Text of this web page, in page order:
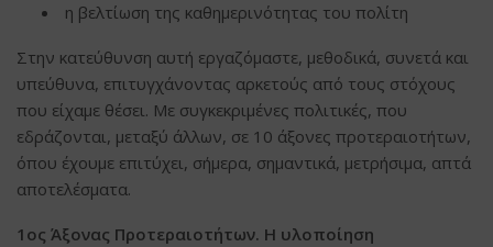
η βελτίωση της καθημερινότητας του πολίτη
Στην κατεύθυνση αυτή εργαζόμαστε, μεθοδικά, συνετά και
υπεύθυνα, επιτυγχάνοντας αρκετούς από τους στόχους
που είχαμε θέσει. Με συγκεκριμένες πολιτικές, που
εδράζονται, μεταξύ άλλων, σε 10 άξονες προτεραιοτήτων,
όπου έχουμε επιτύχει, σήμερα, σημαντικά, μετρήσιμα, απτά
αποτελέσματα.
1ος Άξονας Προτεραιοτήτων. Η υλοποίηση